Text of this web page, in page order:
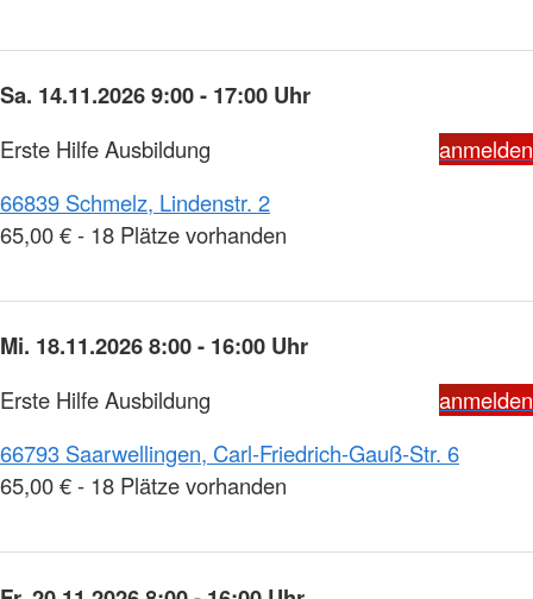
Sa. 14.11.2026 9:00 - 17:00 Uhr
Erste Hilfe Ausbildung
anmelden
66839 Schmelz, Lindenstr. 2
65,00 € - 18 Plätze vorhanden
Mi. 18.11.2026 8:00 - 16:00 Uhr
Erste Hilfe Ausbildung
anmelden
66793 Saarwellingen, Carl-Friedrich-Gauß-Str. 6
65,00 € - 18 Plätze vorhanden